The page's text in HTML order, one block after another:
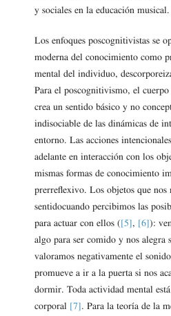
y sociales en la educación musical.
Los enfoques poscognitivistas se
moderna del conocimiento como
mental del individuo,
Para el poscognitivismo, el
crea un sentido básico y no
indisociable de las dinámicas de
entorno. Las acciones
adelante en interacción con los
mismas formas de conocimiento
prerreflexivo. Los objetos que nos
sentidocuando percibimos las
para actuar con ellos ( [5], [6] ):
algo para ser comido y nos alegra
valoramos negativamente el
promueve a ir a la puerta si nos
dormir. Toda actividad mental
corporal [7] . Para la teoría de la